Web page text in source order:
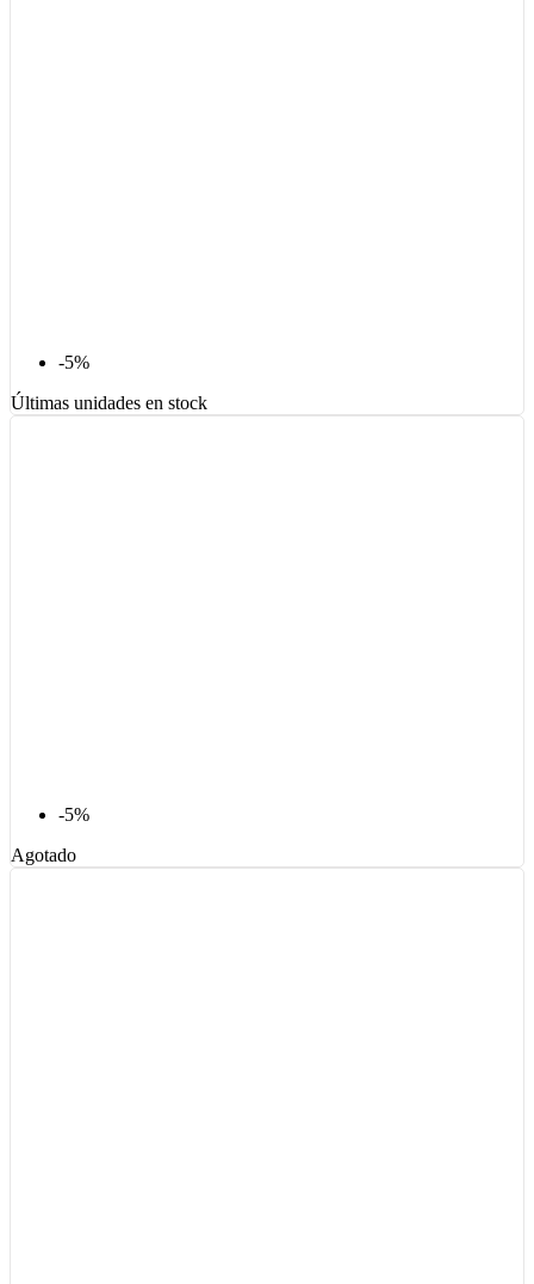
-5%
Últimas unidades en stock
-5%
Agotado